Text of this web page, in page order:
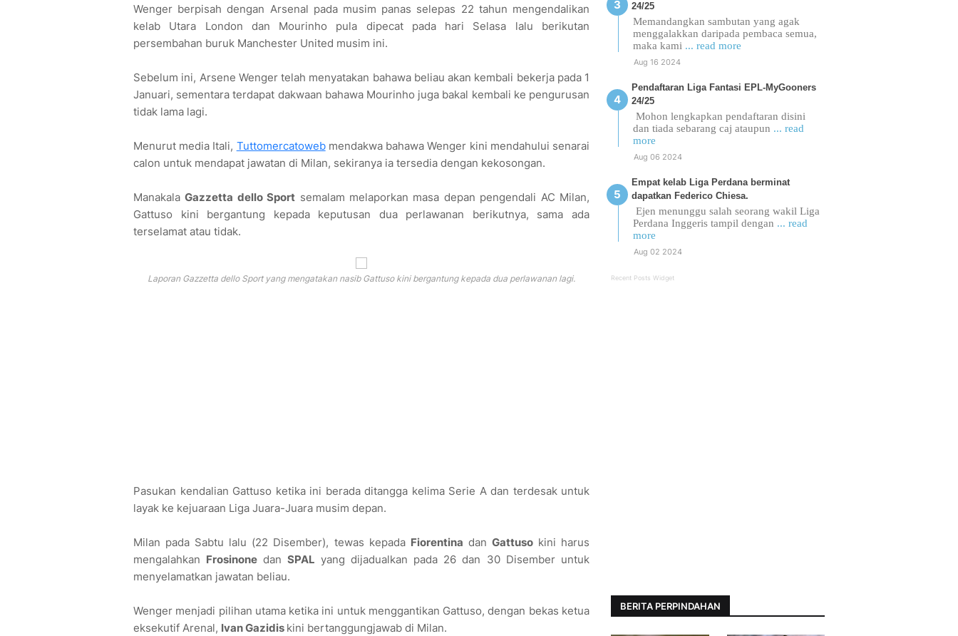
Wenger berpisah dengan Arsenal pada musim panas selepas 22 tahun mengendalikan
kelab Utara London dan Mourinho pula dipecat pada hari Selasa lalu berikutan
persembahan buruk Manchester United musim ini.
Sebelum ini, Arsene Wenger telah menyatakan bahawa beliau akan kembali bekerja pada 1
Januari, sementara terdapat dakwaan bahawa Mourinho juga bakal kembali ke pengurusan
tidak lama lagi.
Menurut media Itali, Tuttomercatowebmendakwa bahawa Wenger kini mendahului senarai
calon untuk mendapat jawatan di Milan, sekiranya ia tersedia dengan kekosongan.
ManakalaGazzetta dello Sport semalam melaporkan masa depan pengendali AC Milan,
Gattuso kini bergantung kepada keputusan dua perlawanan berikutnya, sama ada
terselamat atau tidak.
Laporan Gazzetta dello Sport yang mengatakan nasib Gattuso kini bergantung kepada dua perlawanan lagi.
Pasukan kendalian Gattuso ketika ini berada ditangga kelima Serie A dan terdesak untuk
layak ke kejuaraan Liga Juara-Juara musim depan.
Milan pada Sabtu lalu (22 Disember), tewas kepada Fiorentina dan Gattusokini harus
mengalahkan Frosinone dan SPAL yang dijadualkan pada 26 dan 30 Disember untuk
menyelamatkan jawatan beliau.
Wenger menjadi pilihan utama ketika ini untuk menggantikan Gattuso, dengan bekas ketua
eksekutif Arenal, Ivan Gazidis kini bertanggungjawab di Milan.
24/25
Memandangkan sambutan yang agak
menggalakkan daripada pembaca semua,
maka kami ... read more
Aug 16 2024
Pendaftaran Liga Fantasi EPL-MyGooners
24/25
Mohon lengkapkan pendaftaran disini
dan tiada sebarang caj ataupun ... read
more
Aug 06 2024
Empat kelab Liga Perdana berminat
dapatkan Federico Chiesa.
Ejen menunggu salah seorang wakil Liga
Perdana Inggeris tampil dengan ... read
more
Aug 02 2024
Recent Posts Widget
BERITA PERPINDAHAN